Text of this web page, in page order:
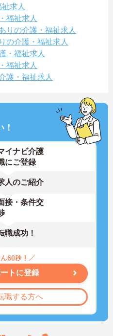
求人
福祉求人
りの介護・福祉求人
の介護・福祉求人
・福祉求人
福祉求人
護・福祉求人
！
イナビ介護
にご登録
人のご紹介
接・条件交
職成功！
トに登録
職する方へ